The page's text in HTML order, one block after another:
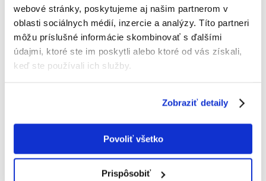
webové stránky, poskytujeme aj našim partnerom v
oblasti sociálnych médií, inzercie a analýzy. Títo partneri
môžu príslušné informácie skombinovať s ďalšími
údajmi, ktoré ste im poskytli alebo ktoré od vás získali,
keď ste používali ich služby.
Zobraziť detaily
Povoliť všetko
Prispôsobiť
Indikácie:
Nekastrovaní dospelí psi malých plemien (do 10 kg) s citlivými ústami a /
alebo zažívacím traktom.
Viac ako 10 mesiacov veku.
Kontraindikácie:
živočíšne tuky, sušené bravčové bielkoviny, hydrolyzát živočíšnych
bielkovín, dreň čakanky, pšeničný lepok **, minerálne soli, sójový olej,
luteínu ).
** L.I.P.: Proteín vybraný pre svoju veľmi vysokú stráviteľnosť.